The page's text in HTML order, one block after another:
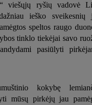
viešųjų ryšių vadovė
ieško sveikesnių
speltos raugo
tinklo tiekėjai savo
pasiūlyti
kokybę
mūsų pirkėjų jau